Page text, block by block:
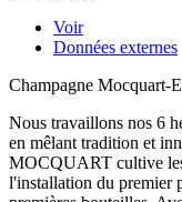
Voir
Données externes
Champagne Mocquart-
Nous travaillons nos 6
en mêlant tradition et
MOCQUART cultive
l'installation du premier